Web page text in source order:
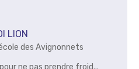
LION
des Avignonnets
ne pas prendre froid...